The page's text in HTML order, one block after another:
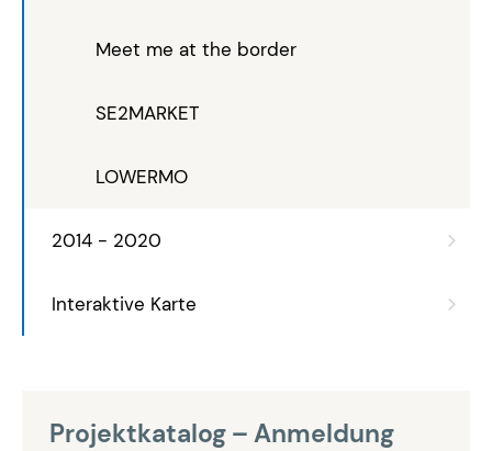
Meet me at the border
SE2MARKET
LOWERMO
2014 - 2020
Interaktive Karte
Projektkatalog – Anmeldung